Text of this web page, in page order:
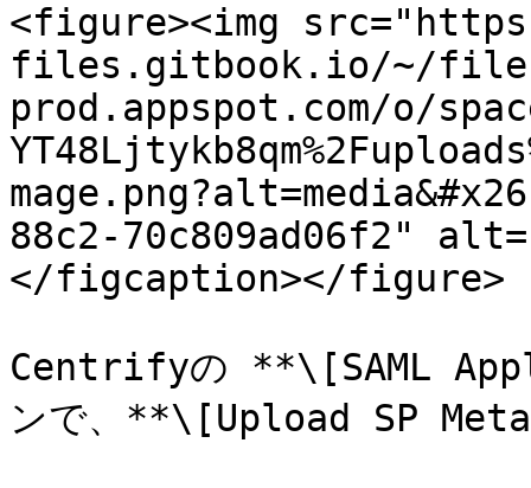
<figure><img
files.gitbook.io/~/
prod.appspot.com/o/
88c2-70c809ad06f2"
</figcaption></figure>
Centrifyの **\[SAML
ンで、**\[Upload SP